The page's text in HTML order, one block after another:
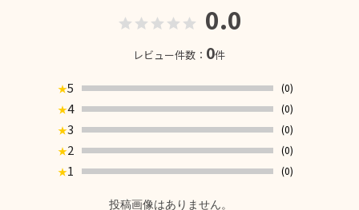
0.0
レビュー件数： 0件
★5
(0)
★4
(0)
★3
(0)
★2
(0)
★1 (0)
投稿画像はありません。